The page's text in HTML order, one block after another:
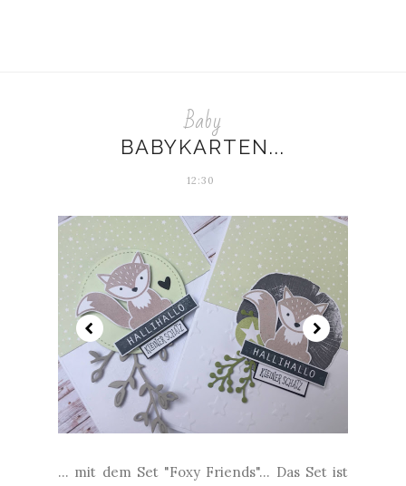
Baby
BABYKARTEN...
12:30
... mit dem Set "Foxy Friends"... Das Set ist